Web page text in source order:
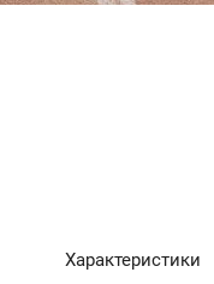
Характеристики